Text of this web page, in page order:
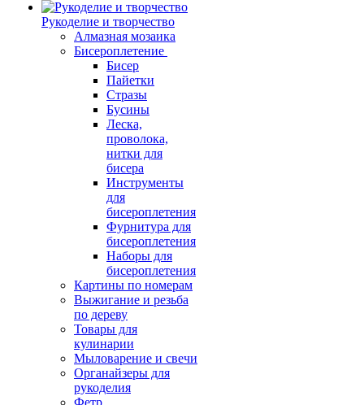
Рукоделие и творчество
Алмазная мозаика
Бисероплетение
Бисер
Пайетки
Стразы
Бусины
Леска,
проволока,
нитки для
бисера
Инструменты
для
бисероплетения
Фурнитура для
бисероплетения
Наборы для
бисероплетения
Картины по номерам
Выжигание и резьба
по дереву
Товары для
кулинарии
Мыловарение и свечи
Органайзеры для
рукоделия
Фетр